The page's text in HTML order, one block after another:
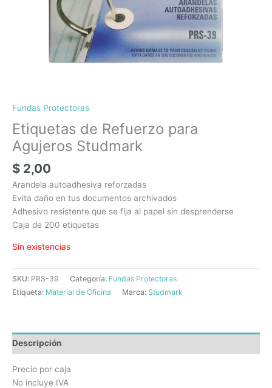
Fundas Protectoras
Etiquetas de Refuerzo para
Agujeros Studmark
$ 2,00
Arandela autoadhesiva reforzadas
Evita daño en tus documentos archivados
Adhesivo resistente que se fija al papel sin desprenderse
Caja de 200 etiquetas
Sin existencias
SKU: PRS-39 Categoría: Fundas Protectoras
Etiqueta: Material de Oficina Marca: Studmark
Descripción
Precio por caja
No incluye IVA